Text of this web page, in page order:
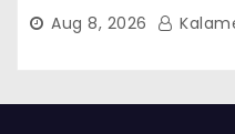
Aug 8, 2026